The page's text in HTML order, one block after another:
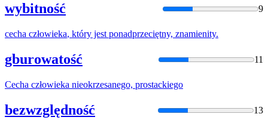
wybitność 9
cecha człowieka, który jest ponadprzeciętny, znamienity.
gburowatość 11
Cecha człowieka nieokrzesanego, prostackiego
bezwzględność 13